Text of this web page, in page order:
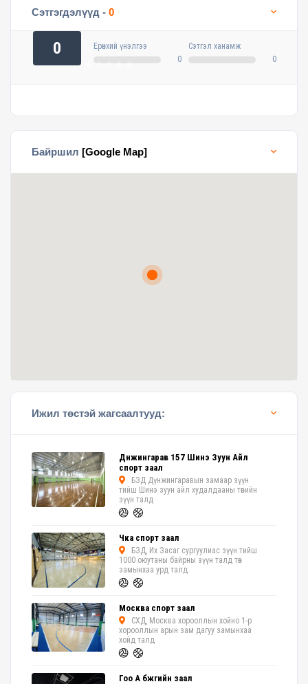
Сэтгэгдэлүүд - 0
0 Ерөнхий үнэлгээ
0
Сэтгэл ханамж
0
Байршил [Google Map]
Ижил төстэй жагсаалтууд:
Дүнжингарав 157 Шинэ Зуун Айл
спорт заал
БЗД Дүнжингаравын замаар зүүн
тийш Шинэ зуун айл худалдааны төвийн
зүүн талд
Чка спорт заал
БЗД, Их Засаг сургуулиас зүүн тийш
1000 оюутаны байрны зүүн талд төв
замынхаа урд талд
Москва спорт заал
СХД, Москва хорооллын хойно 1-р
хорооллын арын зам дагуу замынхаа
хойд талд
Гоо А бүжгийн заал